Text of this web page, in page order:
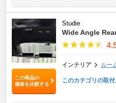
この商品の
価格を比較する
Studie
Wide Angle
インテリア ルー
このカテゴリの取